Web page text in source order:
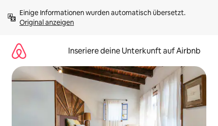
Inhalten
springenOriginal anzeigen
Inseriere deine Unterkunft auf Airbnb